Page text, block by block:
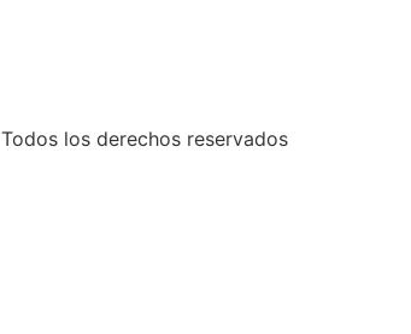
Todos los derechos reservados